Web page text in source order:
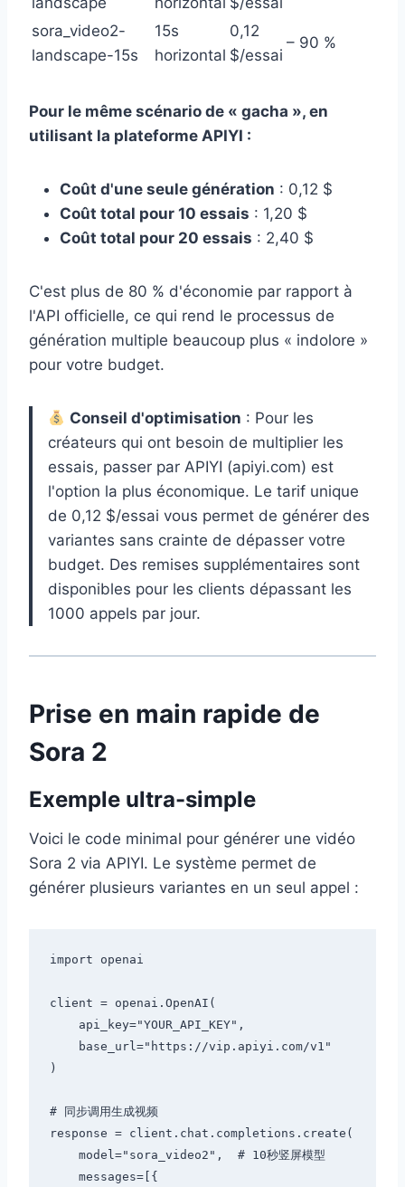
sora_video2-
landscape-15s
15s
horizontal
0,12
$/essai
– 90 %
Pour le même scénario de « gacha », en
utilisant la plateforme APIYI :
Coût d'une seule génération : 0,12 $
Coût total pour 10 essais : 1,20 $
Coût total pour 20 essais : 2,40 $
C'est plus de 80 % d'économie par rapport à
l'API officielle, ce qui rend le processus de
génération multiple beaucoup plus « indolore »
pour votre budget.
Conseil d'optimisation : Pour les
créateurs qui ont besoin de multiplier les
essais, passer par APIYI (apiyi.com) est
l'option la plus économique. Le tarif unique
de 0,12 $/essai vous permet de générer des
variantes sans crainte de dépasser votre
budget. Des remises supplémentaires sont
disponibles pour les clients dépassant les
1000 appels par jour.
Prise en main rapide de
Sora 2
Exemple ultra-simple
Voici le code minimal pour générer une vidéo
Sora 2 via APIYI. Le système permet de
générer plusieurs variantes en un seul appel :
import openai
client = openai.OpenAI(
)
# 同步调用生成视频
response = client.chat.completions.create(